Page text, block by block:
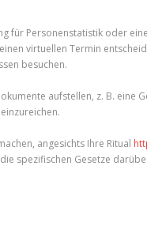
für Personenstatistik oder
virtuellen Termin
besuchen.
aufstellen, z. B. eine
angesichts Ihre Ritual
spezifischen Gesetze